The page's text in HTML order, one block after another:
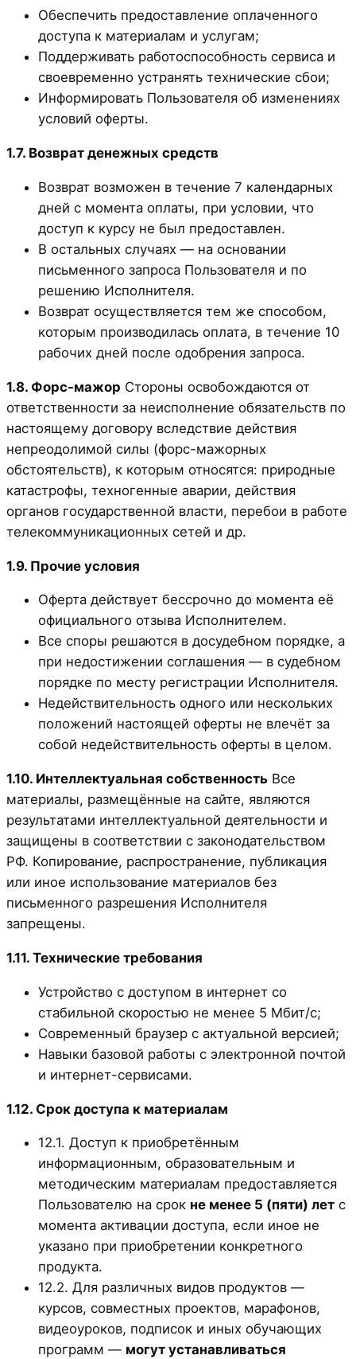
Обеспечить предоставление оплаченного
доступа к материалам и услугам;
Поддерживать работоспособность сервиса и
своевременно устранять технические сбои;
Информировать Пользователя об изменениях
условий оферты.
1.7. Возврат денежных средств
Возврат возможен в течение 7 календарных
дней с момента оплаты, при условии, что
доступ к курсу не был предоставлен.
В остальных случаях — на основании
письменного запроса Пользователя и по
решению Исполнителя.
Возврат осуществляется тем же способом,
которым производилась оплата, в течение 10
рабочих дней после одобрения запроса.
1.8. Форс-мажор Стороны освобождаются от
ответственности за неисполнение обязательств по
настоящему договору вследствие действия
непреодолимой силы (форс-мажорных
обстоятельств), к которым относятся: природные
катастрофы, техногенные аварии, действия
органов государственной власти, перебои в работе
телекоммуникационных сетей и др.
1.9. Прочие условия
Оферта действует бессрочно до момента её
официального отзыва Исполнителем.
Все споры решаются в досудебном порядке, а
при недостижении соглашения — в судебном
порядке по месту регистрации Исполнителя.
Недействительность одного или нескольких
положений настоящей оферты не влечёт за
собой недействительность оферты в целом.
1.10. Интеллектуальная собственность Все
материалы, размещённые на сайте, являются
результатами интеллектуальной деятельности и
защищены в соответствии с законодательством
РФ. Копирование, распространение, публикация
или иное использование материалов без
письменного разрешения Исполнителя
запрещены.
1.11. Технические требования
Устройство с доступом в интернет со
стабильной скоростью не менее 5 Мбит/с;
Современный браузер с актуальной версией;
Навыки базовой работы с электронной почтой
и интернет-сервисами.
1.12. Срок доступа к материалам
12.1. Доступ к приобретённым
информационным, образовательным и
методическим материалам предоставляется
Пользователю на срок не менее 5 (пяти) лет с
момента активации доступа, если иное не
указано при приобретении конкретного
продукта.
12.2. Для различных видов продуктов —
курсов, совместных проектов, марафонов,
видеоуроков, подписок и иных обучающих
программ — могут устанавливаться